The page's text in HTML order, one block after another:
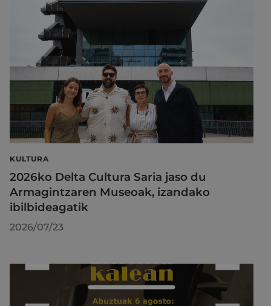
KULTURA
2026ko Delta Cultura Saria jaso du
Armagintzaren Museoak, izandako
ibilbideagatik
2026/07/23